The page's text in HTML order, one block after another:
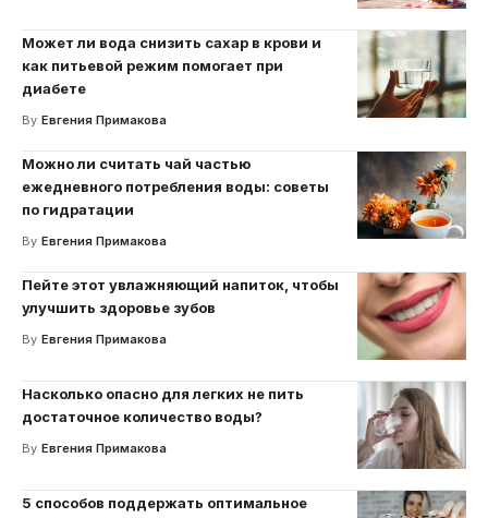
Может ли вода снизить сахар в крови и
как питьевой режим помогает при
диабете
By Евгения Примакова
Можно ли считать чай частью
ежедневного потребления воды: советы
по гидратации
By Евгения Примакова
Пейте этот увлажняющий напиток, чтобы
улучшить здоровье зубов
By Евгения Примакова
Насколько опасно для легких не пить
достаточное количество воды?
By Евгения Примакова
5 способов поддержать оптимальное